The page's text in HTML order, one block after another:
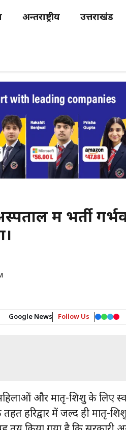
अन्तर्राष्ट्रीय उत्तराखंड
में भर्ती
Google News Follow Us
महिलाओं और मातृ-शिशु के लिए
हरिद्वार में जल्द ही मातृ-